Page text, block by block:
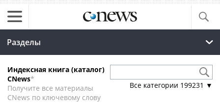
Разделы
Индексная книга (каталог)
CNews*
Получите все материалы
CNews по ключевому слову
Все категории 199231 ▼